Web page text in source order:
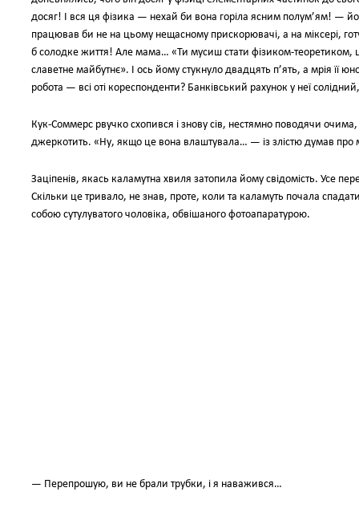
досяг! І вся ця фізика — нехай би вона горіла ясним полум’ям! —
працював би не на цьому нещасному прискорювачі, а на міксері,
б солодке життя! Але мама… «Ти мусиш стати фізиком-теоретиком,
славетне майбутнє». І ось йому стукнуло двадцять п’ять, а мрія її
робота — всі оті кореспонденти? Банківський рахунок у неї
Кук-Соммерс рвучко схопився і знову сів, нестямно поводячи
джеркотить. «Ну, якщо це вона влаштувала… — із злістю думав про
Заціпенів, якась каламутна хвиля затопила йому свідомість. Усе
Скільки це тривало, не знав, проте, коли та каламуть почала
собою сутулуватого чоловіка, обвішаного фотоапаратурою.
— Перепрошую, ви не брали трубки, і я наважився…